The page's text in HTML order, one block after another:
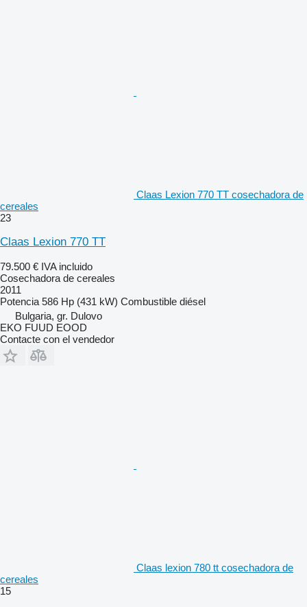
Claas Lexion 770 TT cosechadora de
cereales
23
Claas Lexion 770 TT
79.500 € IVA incluido
Cosechadora de cereales
2011
Potencia 586 Hp (431 kW) Combustible diésel
Bulgaria, gr. Dulovo
EKO FUUD EOOD
Contacte con el vendedor
Claas lexion 780 tt cosechadora de
cereales
15